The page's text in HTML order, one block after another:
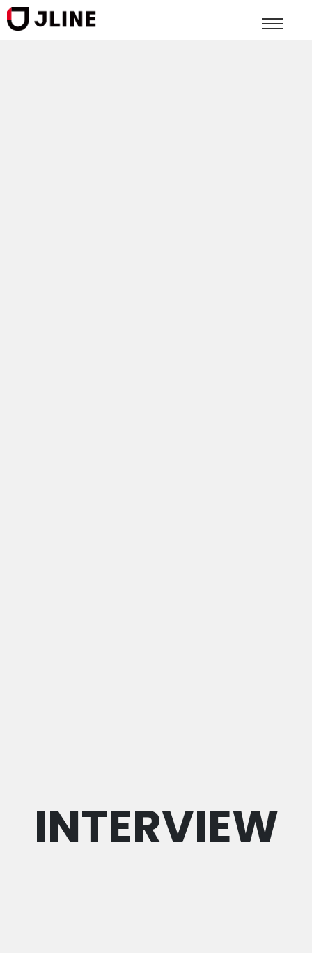
INTERVIEW